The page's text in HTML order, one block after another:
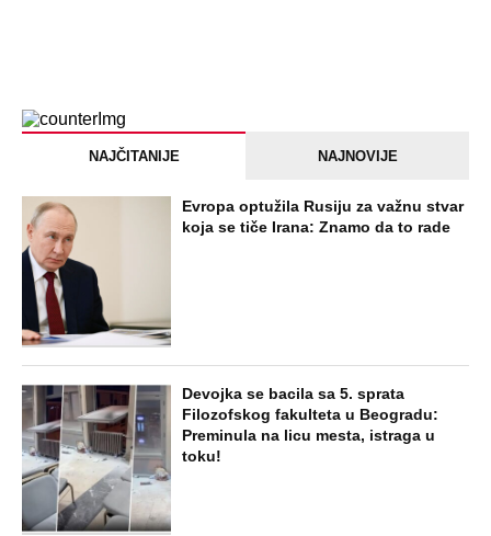
NAJČITANIJE NAJNOVIJE
Evropa optužila Rusiju za važnu stvar
koja se tiče Irana: Znamo da to rade
Devojka se bacila sa 5. sprata
Filozofskog fakulteta u Beogradu:
Preminula na licu mesta, istraga u
toku!